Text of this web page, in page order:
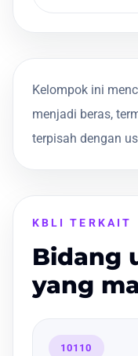
Kelompok ini
menjadi beras,
terpisah dengan
KBLI TERKAIT
Bidang
yang
10110